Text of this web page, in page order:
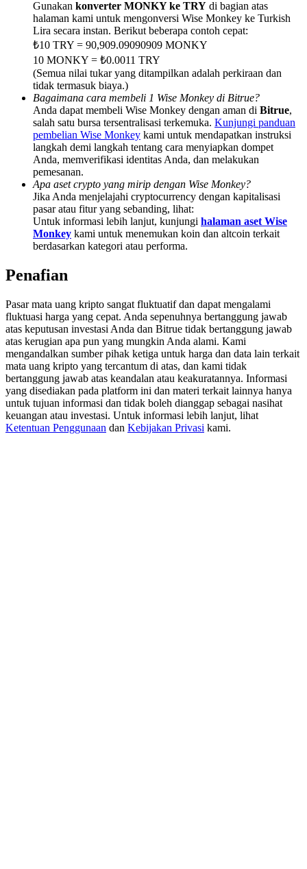
Deposit & Trade BTC to Share 25000 USDT prize pool!
Deposit CASHCAT & Win
Share 500000 CASHCAT prize pool
Exclusive for BitMart Users
Register & Trade to Win 500,000 USDT
Precious Metals Trading Carnival
Trade Gold & Silver · 33,333 USDT Bonus
USDT New User Exclusive 10% APR
USDT Flexible Staking | Daily Rewards
BTC New User Exclusive: 6.5% APR
BTC Flexible Staking | Daily Rewards
Gunakan konverter MONKY ke TRY di bagian atas
halaman kami untuk mengonversi Wise Monkey ke Turkish
Lira secara instan. Berikut beberapa contoh cepat:
₺10 TRY = 90,909.09090909 MONKY
10 MONKY = ₺0.0011 TRY
(Semua nilai tukar yang ditampilkan adalah perkiraan dan
tidak termasuk biaya.)
Bagaimana cara membeli 1 Wise Monkey di Bitrue?
Anda dapat membeli Wise Monkey dengan aman di Bitrue,
salah satu bursa tersentralisasi terkemuka. Kunjungi panduan
pembelian Wise Monkey kami untuk mendapatkan instruksi
langkah demi langkah tentang cara menyiapkan dompet
Anda, memverifikasi identitas Anda, dan melakukan
pemesanan.
Apa aset crypto yang mirip dengan Wise Monkey?
Jika Anda menjelajahi cryptocurrency dengan kapitalisasi
pasar atau fitur yang sebanding, lihat:
Untuk informasi lebih lanjut, kunjungi halaman aset Wise
Monkey kami untuk menemukan koin dan altcoin terkait
berdasarkan kategori atau performa.
Penafian
Pasar mata uang kripto sangat fluktuatif dan dapat mengalami
fluktuasi harga yang cepat. Anda sepenuhnya bertanggung jawab
atas keputusan investasi Anda dan Bitrue tidak bertanggung jawab
atas kerugian apa pun yang mungkin Anda alami. Kami
mengandalkan sumber pihak ketiga untuk harga dan data lain terkait
mata uang kripto yang tercantum di atas, dan kami tidak
bertanggung jawab atas keandalan atau keakuratannya. Informasi
yang disediakan pada platform ini dan materi terkait lainnya hanya
untuk tujuan informasi dan tidak boleh dianggap sebagai nasihat
keuangan atau investasi. Untuk informasi lebih lanjut, lihat
Ketentuan Penggunaan dan Kebijakan Privasi kami.